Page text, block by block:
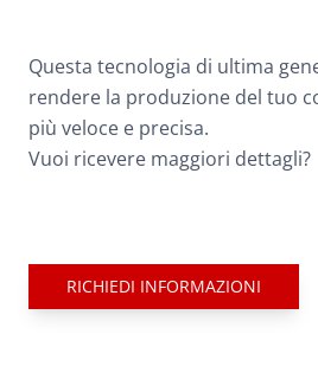
Questa tecnologia di ultima
rendere la produzione del tuo
più veloce e precisa.
Vuoi ricevere maggiori dettagli?
RICHIEDI INFORMAZIONI